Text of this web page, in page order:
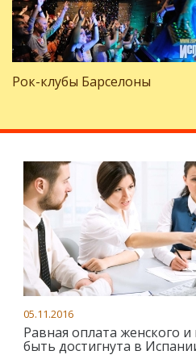
Рок-клубы Барселоны
05.11.2016
Равная оплата женского
быть достигнута в